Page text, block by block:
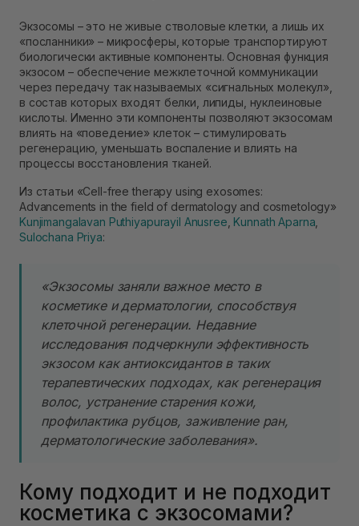
Экзосомы – это не живые стволовые клетки, а лишь их
«посланники» – микросферы, которые транспортируют
биологически активные компоненты. Основная функция
экзосом – обеспечение межклеточной коммуникации
через передачу так называемых «сигнальных молекул»,
в состав которых входят белки, липиды, нуклеиновые
кислоты. Именно эти компоненты позволяют экзосомам
влиять на «поведение» клеток – стимулировать
регенерацию, уменьшать воспаление и влиять на
процессы восстановления тканей.
Из статьи «Cell-free therapy using exosomes:
Advancements in the field of dermatology and cosmetology»
Kunjimangalavan Puthiyapurayil Anusree Kunnath Aparna
Sulochana Priya:
«Экзосомы заняли важное место в
косметике и дерматологии, способствуя
клеточной регенерации. Недавние
исследования подчеркнули эффективность
экзосом как антиоксидантов в таких
терапевтических подходах, как регенерация
волос, устранение старения кожи,
профилактика рубцов, заживление ран,
дерматологические заболевания».
Кому подходит и не подходит
косметика с экзосомами?